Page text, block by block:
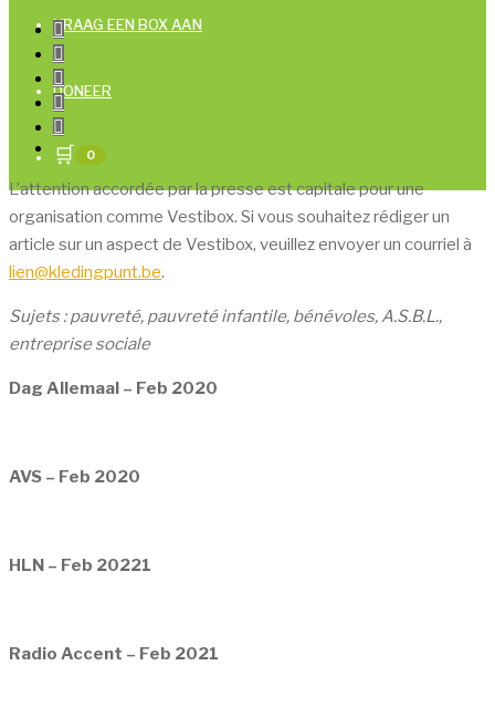
VRAAG EEN BOX AAN
DONEER
🛒 0





L’attention accordée par la presse est capitale pour une
organisation comme Vestibox. Si vous souhaitez rédiger un
article sur un aspect de Vestibox, veuillez envoyer un courriel à
lien@kledingpunt.be.
Sujets : pauvreté, pauvreté infantile, bénévoles, A.S.B.L.,
entreprise sociale
Dag Allemaal – Feb 2020
AVS – Feb 2020
HLN – Feb 20221
Radio Accent – Feb 2021